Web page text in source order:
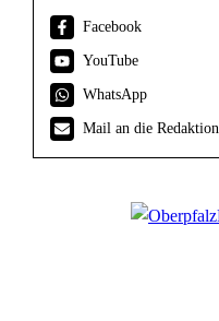
Facebook
YouTube
WhatsApp
Mail an die Redaktion